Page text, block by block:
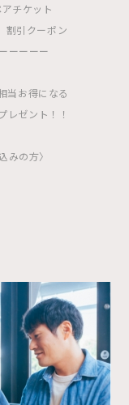
チケット
割引クーポン
ーーーー
当お得になる
レゼント！！
みの方〉